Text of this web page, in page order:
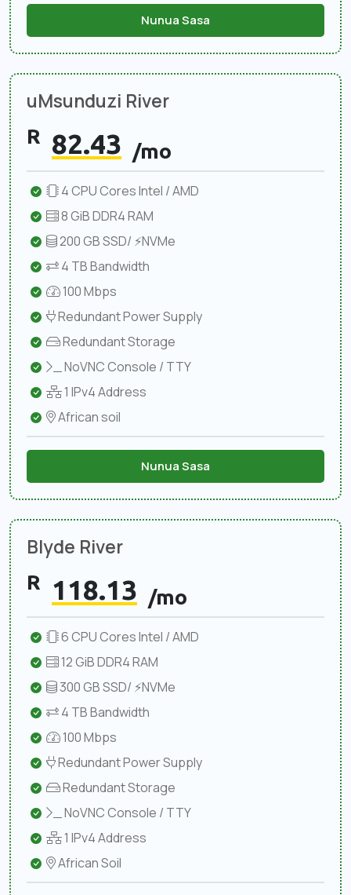
Nunua Sasa
uMsunduzi River
R 82.43 /mo
4 CPU Cores Intel / AMD
8 GiB DDR4 RAM
200 GB SSD/ ⚡NVMe
4 TB Bandwidth
100 Mbps
Redundant Power Supply
Redundant Storage
NoVNC Console / TTY
1 IPv4 Address
African soil
Nunua Sasa
Blyde River
R 118.13 /mo
6 CPU Cores Intel / AMD
12 GiB DDR4 RAM
300 GB SSD/ ⚡NVMe
4 TB Bandwidth
100 Mbps
Redundant Power Supply
Redundant Storage
NoVNC Console / TTY
1 IPv4 Address
African Soil